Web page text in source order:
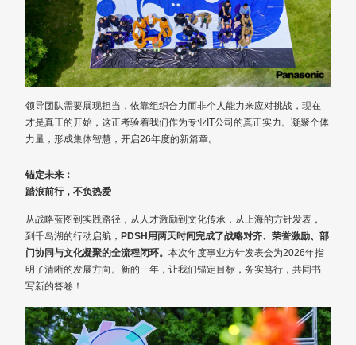
领导团队需要展现担当，依靠组织合力而非个人能力来应对挑战，现在
才是真正的开始，这正考验着我们作为专业IT公司的真正实力。凝聚个体
力量，形成集体智慧，开启26年度的新篇章。
锚定未来：
踏浪前行，不负热爱
从战略蓝图到实践路径，从人才激励到文化传承，从上海的方针发表，
到千岛湖的行动启航， PDSH用两天时间完成了战略对齐、荣誉激励、部
门协同与文化凝聚的全流程闭环。本次年度事业方针发表会为2026年指
明了清晰的发展方向。新的一年，让我们锚定目标，务实笃行，共同书
写新的答卷！